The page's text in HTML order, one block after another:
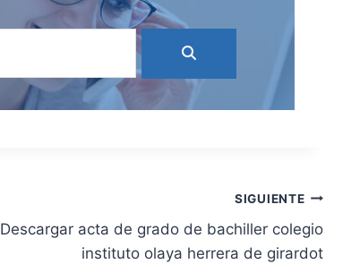
SIGUIENTE
Descargar acta de grado de bachiller colegio
instituto olaya herrera de girardot